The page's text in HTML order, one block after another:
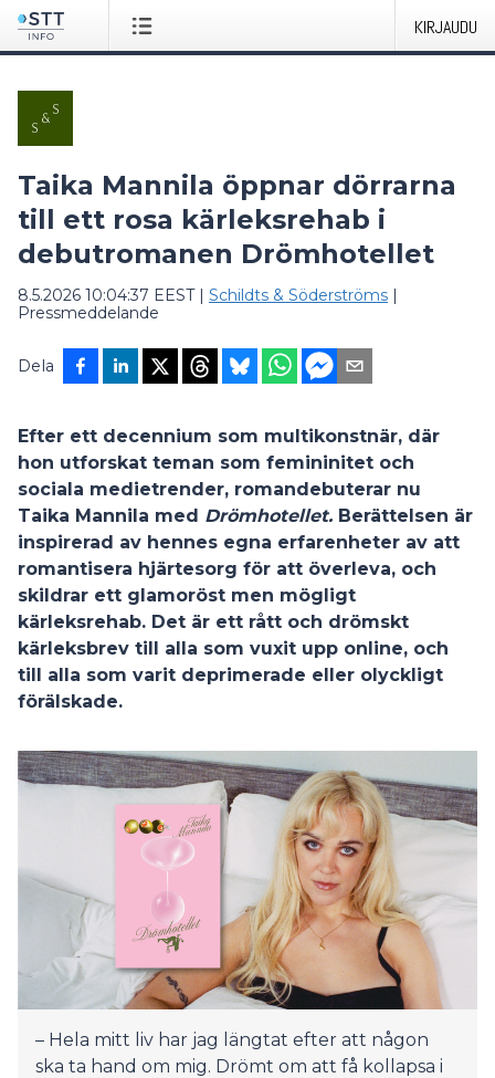
KIRJAUDU
Taika Mannila öppnar dörrarna
till ett rosa kärleksrehab i
debutromanen Drömhotellet
8.5.2026 10:04:37 EEST| Schildts & Söderströms |
Pressmeddelande
Dela
Efter ett decennium som multikonstnär, där
hon utforskat teman som femininitet och
sociala medietrender, romandebuterar nu
Taika Mannila med Drömhotellet. Berättelsen är
inspirerad av hennes egna erfarenheter av att
romantisera hjärtesorg för att överleva, och
skildrar ett glamoröst men mögligt
kärleksrehab. Det är ett rått och drömskt
kärleksbrev till alla som vuxit upp online, och
till alla som varit deprimerade eller olyckligt
förälskade.
– Hela mitt liv har jag längtat efter att någon
ska ta hand om mig. Drömt om att få kollapsa i